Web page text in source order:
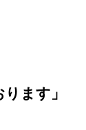
ます」